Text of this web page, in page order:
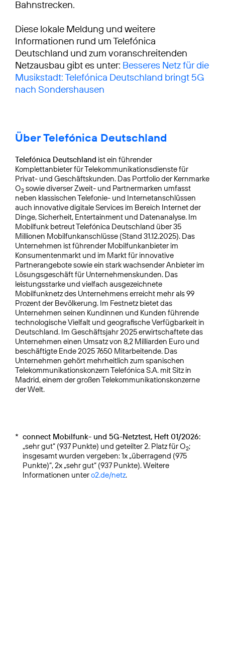
Bahnstrecken.
Diese lokale Meldung und weitere
Informationen rund um Telefónica
Deutschland und zum voranschreitenden
Netzausbau gibt es unter: Besseres Netz für die
Musikstadt: Telefónica Deutschland bringt 5G
nach Sondershausen
Über Telefónica Deutschland
Telefónica Deutschland ist ein führender
Komplettanbieter für Telekommunikationsdienste für
Privat- und Geschäftskunden. Das Portfolio der Kernmarke
O2 sowie diverser Zweit- und Partnermarken umfasst
neben klassischen Telefonie- und Internetanschlüssen
auch innovative digitale Services im Bereich Internet der
Dinge, Sicherheit, Entertainment und Datenanalyse. Im
Mobilfunk betreut Telefónica Deutschland über 35
Millionen Mobilfunkanschlüsse (Stand 31.12.2025). Das
Unternehmen ist führender Mobilfunkanbieter im
Konsumentenmarkt und im Markt für innovative
Partnerangebote sowie ein stark wachsender Anbieter im
Lösungsgeschäft für Unternehmenskunden. Das
leistungsstarke und vielfach ausgezeichnete
Mobilfunknetz des Unternehmens erreicht mehr als 99
Prozent der Bevölkerung. Im Festnetz bietet das
Unternehmen seinen Kundinnen und Kunden führende
technologische Vielfalt und geografische Verfügbarkeit in
Deutschland. Im Geschäftsjahr 2025 erwirtschaftete das
Unternehmen einen Umsatz von 8,2 Milliarden Euro und
beschäftigte Ende 2025 7650 Mitarbeitende. Das
Unternehmen gehört mehrheitlich zum spanischen
Telekommunikationskonzern Telefónica S.A. mit Sitz in
Madrid, einem der großen Telekommunikationskonzerne
der Welt.
* connect Mobilfunk- und 5G-Netztest, Heft 01/2026:
„sehr gut“ (937 Punkte) und geteilter 2. Platz für O2;
insgesamt wurden vergeben: 1x „überragend (975
Punkte)“, 2x „sehr gut“ (937 Punkte). Weitere
Informationen untero2.de/netz.